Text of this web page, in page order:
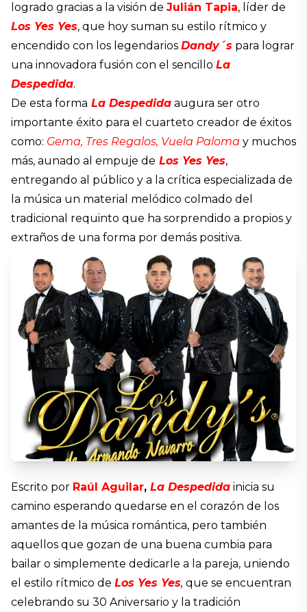
logrado gracias a la visión de Julián Tapia, líder de
Los Yes Yes, que hoy suman su estilo rítmico y
encendido con los legendarios Dandy´s para lograr
una innovadora fusión con el sencillo La
Despedida.
De esta forma La Despedida augura ser otro
importante éxito para el cuarteto creador de éxitos
como: Gema, Tres Regalos, Vuela Paloma y muchos
más, aunado al empuje de Los Yes Yes,
entregando al público y a la crítica especializada de
la música un material melódico colmado del
tradicional requinto que ha sorprendido a propios y
extraños de una forma por demás positiva.
Escrito por Raúl Aguilar, La Despedida inicia su
camino esperando quedarse en el corazón de los
amantes de la música romántica, pero también
aquellos que gozan de una buena cumbia para
bailar o simplemente dedicarle a la pareja, uniendo
el estilo rítmico de Los Yes Yes, que se encuentran
celebrando su 30 Aniversario y la tradición